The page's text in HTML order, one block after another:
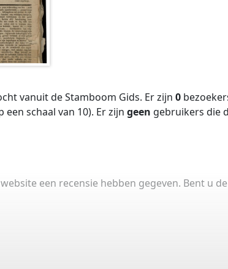
vanuit de Stamboom Gids. Er zijn 0
een schaal van 10). Er zijn geen gebruikers die
een recensie hebben gegeven. Bent u